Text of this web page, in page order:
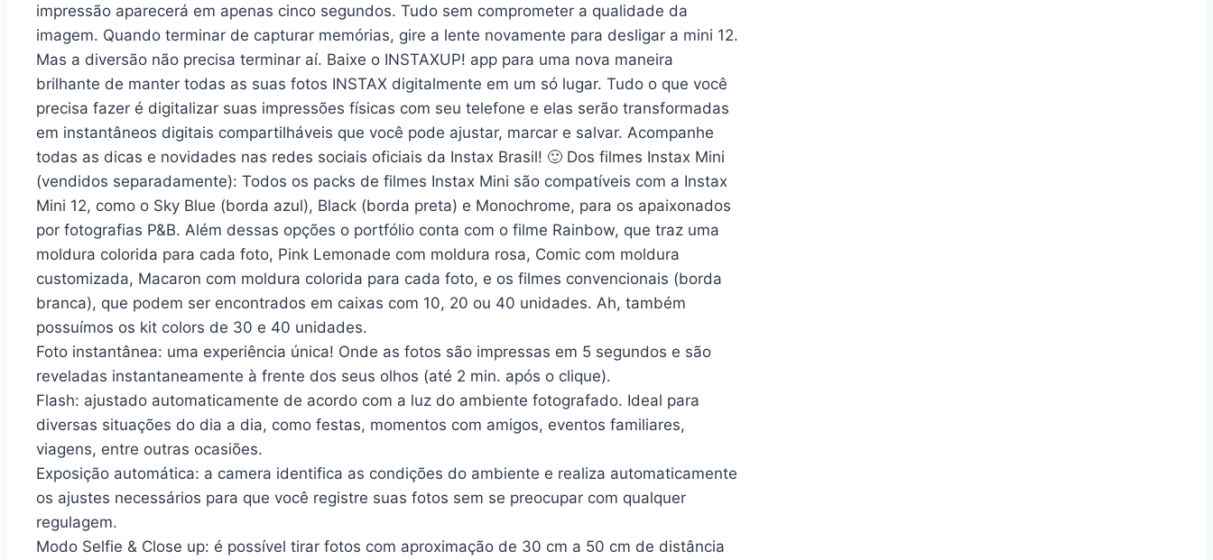
impressão aparecerá em apenas cinco segundos. Tudo sem comprometer a qualidade da
imagem. Quando terminar de capturar memórias, gire a lente novamente para desligar a mini 12.
Mas a diversão não precisa terminar aí. Baixe o INSTAXUP! app para uma nova maneira
brilhante de manter todas as suas fotos INSTAX digitalmente em um só lugar. Tudo o que você
precisa fazer é digitalizar suas impressões físicas com seu telefone e elas serão transformadas
em instantâneos digitais compartilháveis que você pode ajustar, marcar e salvar. Acompanhe
todas as dicas e novidades nas redes sociais oficiais da Instax Brasil! 🙂 Dos filmes Instax Mini
(vendidos separadamente): Todos os packs de filmes Instax Mini são compatíveis com a Instax
Mini 12, como o Sky Blue (borda azul), Black (borda preta) e Monochrome, para os apaixonados
por fotografias P&B. Além dessas opções o portfólio conta com o filme Rainbow, que traz uma
moldura colorida para cada foto, Pink Lemonade com moldura rosa, Comic com moldura
customizada, Macaron com moldura colorida para cada foto, e os filmes convencionais (borda
branca), que podem ser encontrados em caixas com 10, 20 ou 40 unidades. Ah, também
possuímos os kit colors de 30 e 40 unidades.
Foto instantânea: uma experiência única! Onde as fotos são impressas em 5 segundos e são
reveladas instantaneamente à frente dos seus olhos (até 2 min. após o clique).
Flash: ajustado automaticamente de acordo com a luz do ambiente fotografado. Ideal para
diversas situações do dia a dia, como festas, momentos com amigos, eventos familiares,
viagens, entre outras ocasiões.
Exposição automática: a camera identifica as condições do ambiente e realiza automaticamente
os ajustes necessários para que você registre suas fotos sem se preocupar com qualquer
regulagem.
Modo Selfie & Close up: é possível tirar fotos com aproximação de 30 cm a 50 cm de distância